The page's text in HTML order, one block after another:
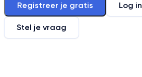
Registreer je gratis Log in
Stel je vraag